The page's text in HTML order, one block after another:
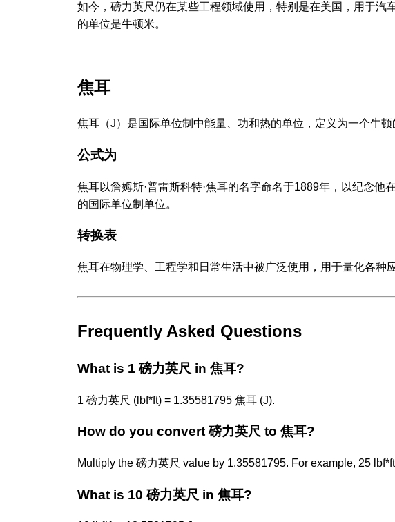
如今，磅力英尺仍在某些工程领域使用，特别是在美国，用于汽
的单位是牛顿米。
焦耳
焦耳（J）是国际单位制中能量、功和热的单位，定义为一个牛顿
公式为
焦耳以詹姆斯·普雷斯科特·焦耳的名字命名于1889年，以纪念
的国际单位制单位。
转换表
焦耳在物理学、工程学和日常生活中被广泛使用，用于量化各种
Frequently Asked Questions
What is 1 磅力英尺 in 焦耳?
1 磅力英尺 (lbf*ft) = 1.35581795 焦耳 (J).
How do you convert 磅力英尺 to 焦耳?
Multiply the 磅力英尺 value by 1.35581795. For example, 25
What is 10 磅力英尺 in 焦耳?